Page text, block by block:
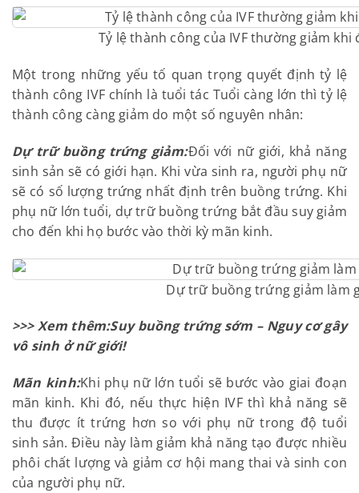
Tỷ lệ thành công của IVF thường giảm
Một trong những yếu tố quan trọng quyết định tỷ lệ
thành công IVF chính là tuổi tác Tuổi càng lớn thì tỷ lệ
thành công càng giảm do một số nguyên nhân:
Dự trữ buồng trứng giảm:Đối với nữ giới, khả năng
sinh sản sẽ có giới hạn. Khi vừa sinh ra, người phụ nữ
sẽ có số lượng trứng nhất định trên buồng trứng. Khi
phụ nữ lớn tuổi, dự trữ buồng trứng bắt đầu suy giảm
cho đến khi họ bước vào thời kỳ mãn kinh.
Dự trữ buồng trứng giảm làm
>>> Xem thêm:Suy buồng trứng sớm – Nguy cơ gây
vô sinh ở nữ giới!
Mãn kinh:Khi phụ nữ lớn tuổi sẽ bước vào giai đoạn
mãn kinh. Khi đó, nếu thực hiện IVF thì khả năng sẽ
thu được ít trứng hơn so với phụ nữ trong độ tuổi
sinh sản. Điều này làm giảm khả năng tạo được nhiều
phôi chất lượng và giảm cơ hội mang thai và sinh con
của người phụ nữ.